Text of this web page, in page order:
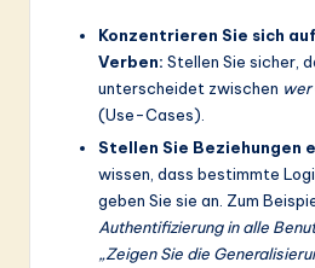
Konzentrieren Sie sich
Verben: Stellen Sie sicher,
unterscheidet zwischen wer
(Use-Cases).
Stellen Sie Beziehungen
wissen, dass bestimmte
geben Sie sie an. Zum
Authentifizierung in alle
„Zeigen Sie die